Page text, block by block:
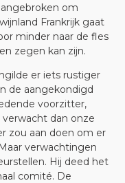
om
Frankrijk gaat
minder naar de fles
zegen kan zijn.
er iets rustiger
de aangekondigd
voorzitter,
dan onze
zou aan doen om er
verwachtingen
Hij deed het
comité. De